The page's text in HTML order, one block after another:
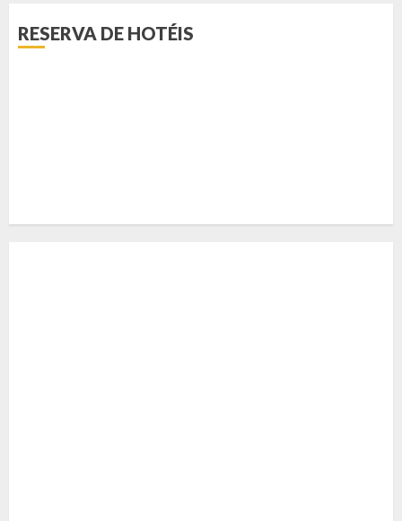
RESERVA DE HOTÉIS